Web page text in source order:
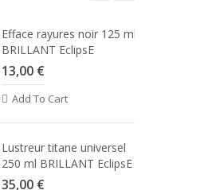
Efface rayures noir 125 ml
BRILLANT EclipsE
13,00 €
Add To Cart
Lustreur titane universel
250 ml BRILLANT EclipsE
35,00 €